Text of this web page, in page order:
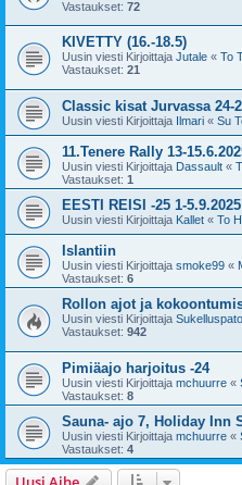
Vastaukset: 72
KIVETTY (16.-18.5)
Uusin viesti Kirjoittaja Jutale « To
Vastaukset: 21
Classic kisat Jurvassa 24-
Uusin viesti Kirjoittaja Ilmari « Su
11.Tenere Rally 13-
Uusin viesti Kirjoittaja Dassault «
Vastaukset: 1
EESTI REISI -25 1-5.9.2025
Uusin viesti Kirjoittaja Kallet « To
Islantiin
Uusin viesti Kirjoittaja smoke99 «
Vastaukset: 6
Rollon ajot ja
Uusin viesti Kirjoittaja
Vastaukset: 942
Pimiäajo harjoitus -24
Uusin viesti Kirjoittaja mchuurre «
Vastaukset: 8
Sauna- ajo 7, Holiday Inn
Uusin viesti Kirjoittaja mchuurre «
Vastaukset: 4